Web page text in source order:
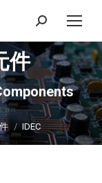
搜
索：
件
IDEC